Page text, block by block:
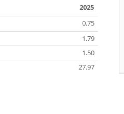
2025
0.75
1.79
1.50
27.97